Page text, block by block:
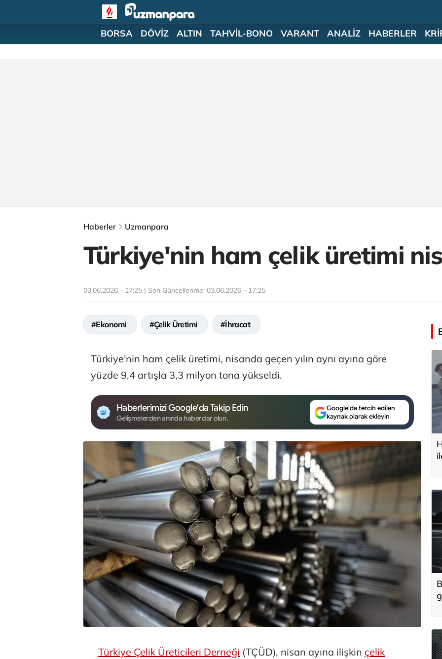
BORSA DÖVİZ ALTIN TAHVİL-BONO VARANT ANALİZ HABERLER
Haberler Uzmanpara
Türkiye'nin ham çelik üretimi
03.06.2026 - 17:25 | Son Güncellenme: 03.06.2026 - 17:25
#Ekonomi #Çelik Üretimi #İhracat
Türkiye'nin ham çelik üretimi, nisanda geçen yılın aynı ayına göre
yüzde 9,4 artışla 3,3 milyon tona yükseldi.
Haberlerimizi Google'da Takip Edin
Gelişmelerden anında haberdar olun.
Google'da tercih edilen
kaynak olarak ekleyin
Türkiye Çelik Üreticileri Derneği (TÇÜD), nisan ayına ilişkin çelik